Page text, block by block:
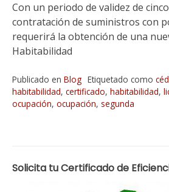
Con un periodo de validez de
contratación de suministros con
requerirá la obtención de una
Habitabilidad
Publicado en Blog Etiquetado como
habitabilidad, certificado, habitabilidad,
ocupación, ocupación, segunda
Solicita tu Certificado de